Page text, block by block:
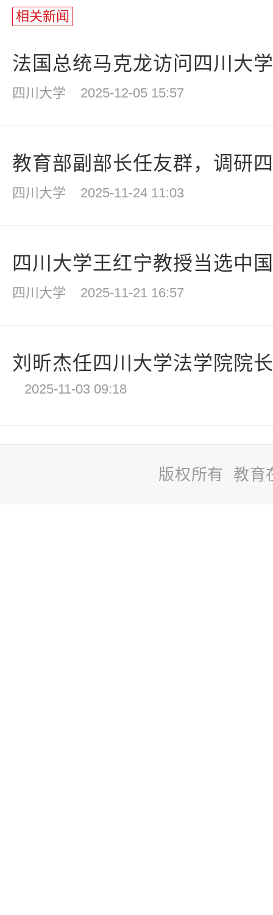
相关新闻
法国总统马克龙访问四川大学
四川大学 2025-12-05 15:57
教育部副部长任友群，调研
四川大学 2025-11-24 11:03
四川大学王红宁教授当选中
四川大学 2025-11-21 16:57
刘昕杰任四川大学法学院院长
2025-11-03 09:18
版权所有 教育